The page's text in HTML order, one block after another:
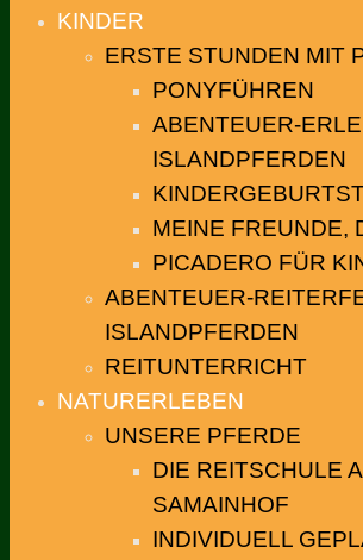
KINDER
ERSTE STUNDEN MIT
PONYFÜHREN
ABENTEUER-
ISLANDPFERDEN
MEINE FREUNDE,
PICADERO FÜR
ABENTEUER-
ISLANDPFERDEN
REITUNTERRICHT
NATURERLEBEN
UNSERE PFERDE
DIE REITSCHULE
SAMAINHOF
INDIVIDUELL